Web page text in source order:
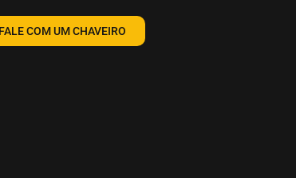
FALE COM UM CHAVEIRO